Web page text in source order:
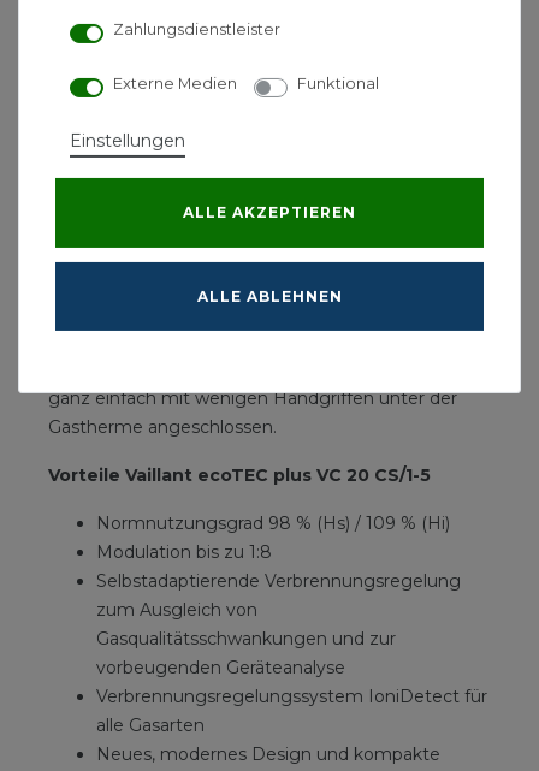
der Stromverbrauch reduziert.
Die zukunftssichere Verbrennungstechnologie
qualitäten automatisch und sorgt so dafür, dass Sie
modernen Design fällt gleich das große,
beleuchtete Touch-Display ins Auge, das Ihnen eine
ganz einfach mit wenigen Handgriffen unter der
Gastherme angeschlossen.
Vorteile Vaillant ecoTEC plus VC 20 CS/1-5
Normnutzungsgrad 98 % (Hs) / 109 % (Hi)
Modulation bis zu 1:8
Selbstadaptierende Verbrennungsregelung
zum Ausgleich von
Gasqualitätsschwankungen und zur
vorbeugenden Geräteanalyse
Verbrennungsregelungssystem IoniDetect für
alle Gasarten
Neues, modernes Design und kompakte
Zahlungsdienstleister
Externe Medien Funktional
Einstellungen
ALLE AKZEPTIEREN
ALLE ABLEHNEN